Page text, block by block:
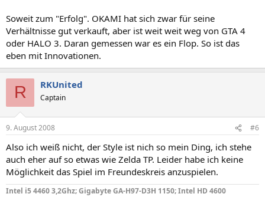
Soweit zum "Erfolg". OKAMI hat sich zwar für seine
Verhältnisse gut verkauft, aber ist weit weit weg von GTA 4
oder HALO 3. Daran gemessen war es ein Flop. So ist das
eben mit Innovationen.
R RKUnited
Captain
9. August 2008 #6
Also ich weiß nicht, der Style ist nich so mein Ding, ich stehe
auch eher auf so etwas wie Zelda TP. Leider habe ich keine
Möglichkeit das Spiel im Freundeskreis anzuspielen.
Intel i5 4460 3,2Ghz; Gigabyte GA-H97-D3H 1150; Intel HD 4600